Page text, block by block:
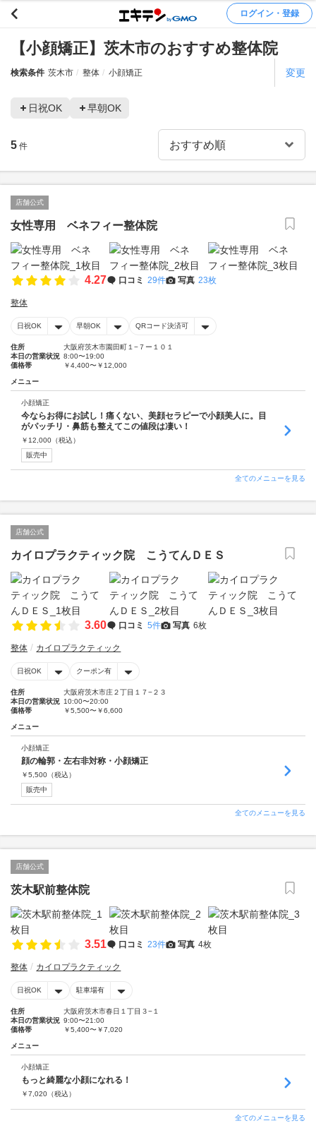
ログイン・登録
【小顔矯正】茨木市のおすすめ整体院
検索条件 茨木市 整体 小顔矯正 変更
日祝OK 早朝OK
5 件
店舗公式
女性専用 ベネフィー整体院
4.27 口コミ 29件 写真 23枚
整体
日祝OK 早朝OK QRコード決済可
住所
大阪府茨木市園田町１−７ー１０１
本日の営業状況 8:00〜19:00
価格帯
￥4,400〜￥12,000
メニュー
小顔矯正
今ならお得にお試し！痛くない、美顔セラピーで小顔美人に。目
がパッチリ・鼻筋も整えてこの値段は凄い！
￥ 12,000 （税込）
販売中
全てのメニューを見る
店舗公式
カイロプラクティック院 こうてんＤＥＳ
3.60 口コミ 5件 写真 6枚
整体 カイロプラクティック
日祝OK クーポン有
住所
大阪府茨木市庄２丁目１７−２３
本日の営業状況 10:00〜20:00
価格帯
￥5,500〜￥6,600
メニュー
小顔矯正
顔の輪郭・左右非対称・小顔矯正
￥5,500 （税込）
販売中
全てのメニューを見る
店舗公式
茨木駅前整体院
3.51 口コミ 23件 写真 4枚
整体 カイロプラクティック
日祝OK 駐車場有
住所
大阪府茨木市春日１丁目３−１
本日の営業状況 9:00〜21:00
価格帯
￥5,400〜￥7,020
メニュー
小顔矯正
もっと綺麗な小顔になれる！
￥7,020 （税込）
全てのメニューを見る